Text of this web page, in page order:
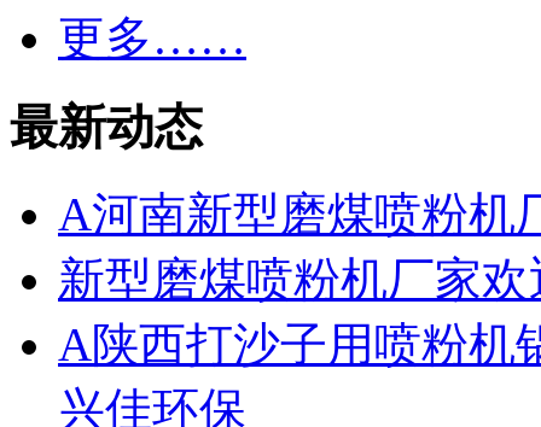
更多……
最新动态
A河南新型磨煤喷粉机
新型磨煤喷粉机厂家
A陕西打沙子用喷粉机
兴佳环保